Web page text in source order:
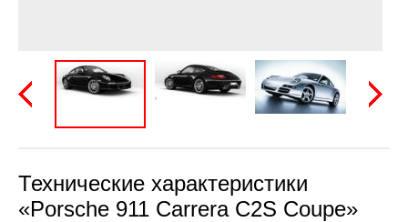
Технические характеристики
«Porsche 911 Carrera C2S Coupe»